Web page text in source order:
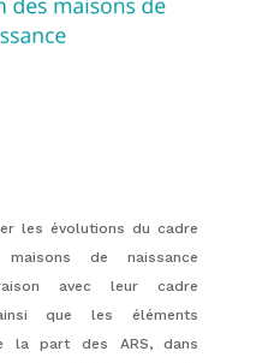
les évolutions du cadre
de naissance
avec leur cadre
que les éléments
la part des ARS, dans